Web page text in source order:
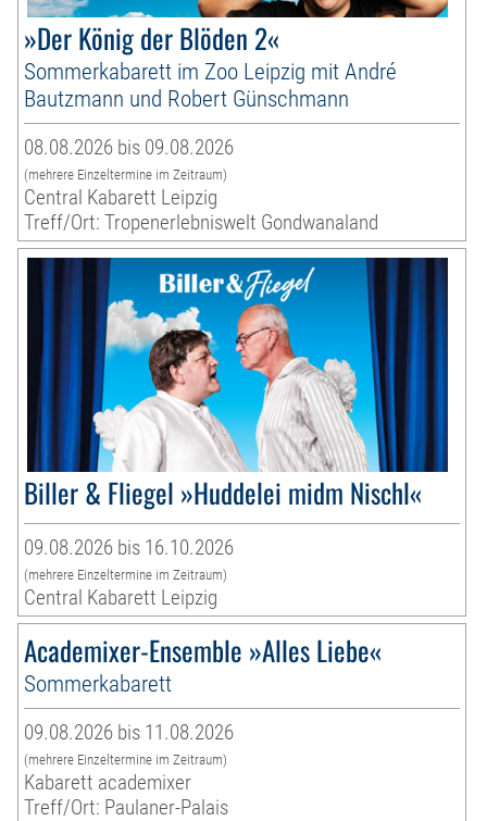
»Der König der Blöden 2«
Sommerkabarett im Zoo Leipzig mit André
Bautzmann und Robert Günschmann
08.08.2026 bis 09.08.2026
(mehrere Einzeltermine im Zeitraum)
Central Kabarett Leipzig
Treff/Ort: Tropenerlebniswelt Gondwanaland
Biller & Fliegel »Huddelei midm Nischl«
09.08.2026 bis 16.10.2026
(mehrere Einzeltermine im Zeitraum)
Central Kabarett Leipzig
Academixer-Ensemble »Alles Liebe«
Sommerkabarett
09.08.2026 bis 11.08.2026
(mehrere Einzeltermine im Zeitraum)
Kabarett academixer
Treff/Ort: Paulaner-Palais